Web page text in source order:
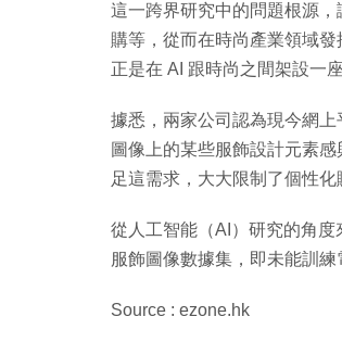
這一跨界研究中的問題根源
購等，從而在時尚產業領域
正是在 AI 跟時尚之間架設一座
據悉，兩家公司認為現今網
圖像上的某些服飾設計元素
足這需求，大大限制了個性化
從人工智能（AI）研究的角
服飾圖像數據集，即未能訓
Source : ezone.hk